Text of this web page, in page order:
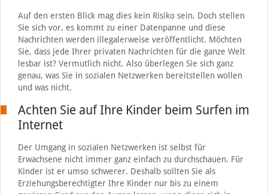
Auf den ersten Blick mag dies kein Risiko sein. Doch stellen
Sie sich vor, es kommt zu einer Datenpanne und diese
Nachrichten werden illegalerweise veröffentlicht. Möchten
Sie, dass jede Ihrer privaten Nachrichten für die ganze Welt
lesbar ist? Vermutlich nicht. Also überlegen Sie sich ganz
genau, was Sie in sozialen Netzwerken bereitstellen wollen
und was nicht.
Achten Sie auf Ihre Kinder beim Surfen im
Internet
Der Umgang in sozialen Netzwerken ist selbst für
Erwachsene nicht immer ganz einfach zu durchschauen. Für
Kinder ist er umso schwerer. Deshalb sollten Sie als
Erziehungsberechtigter Ihre Kinder nur bis zu einem